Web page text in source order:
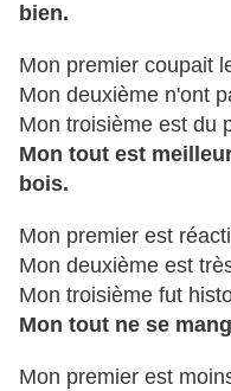
bien.
Mon premier coupait
Mon deuxième n'ont
Mon troisième est du
Mon tout est
bois.
Mon premier est
Mon deuxième est
Mon troisième fut
Mon tout ne se
Mon premier est